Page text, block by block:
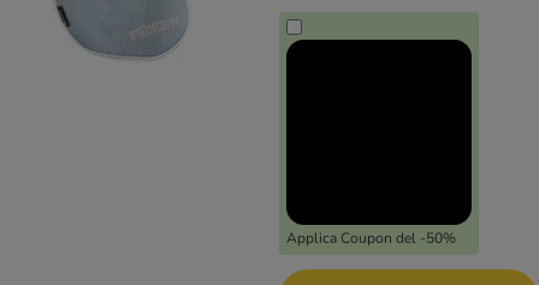
Applica Coupon del -50%